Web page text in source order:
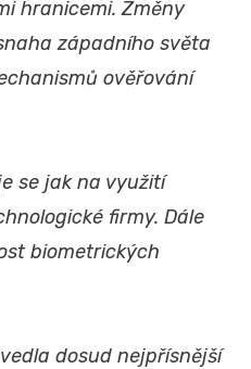
hranicemi. Změny
západního světa
ověřování
se jak na využití
firmy. Dále
biometrických
dosud nejpřísnější